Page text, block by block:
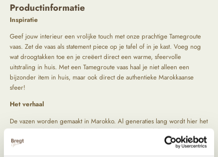
Productinformatie
Inspiratie
Geef jouw interieur een vrolijke touch met onze prachtige Tamegroute
vaas. Zet de vaas als statement piece op je tafel of in je kast. Voeg nog
wat droogtakken toe en je creëert direct een warme, sfeervolle
uitstraling in huis. Met een Tamegroute vaas haal je niet alleen een
bijzonder item in huis, maar ook direct de authentieke Marokkaanse
sfeer!
Het verhaal
De vazen worden gemaakt in Marokko. Al generaties lang wordt hier het
mooiste aardewerk met de hand gemaakt door verschillende families. De
vazen worden gemaakt van klei en daarna gebakken in de oven. Als
finishing touch komt er een prachtige glazuurlaag overheen die elke pot